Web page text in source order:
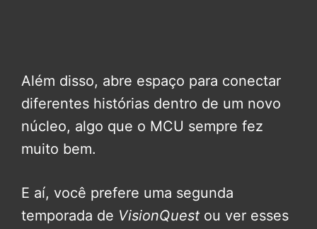
Além disso, abre espaço para conectar
diferentes histórias dentro de um novo
núcleo, algo que o MCU sempre fez
muito bem.
E aí, você prefere uma segunda
temporada de VisionQuest ou ver esses